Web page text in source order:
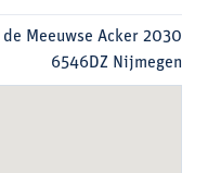
de Meeuwse Acker 2030
6546DZ Nijmegen